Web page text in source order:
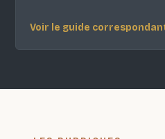
Voir le guide